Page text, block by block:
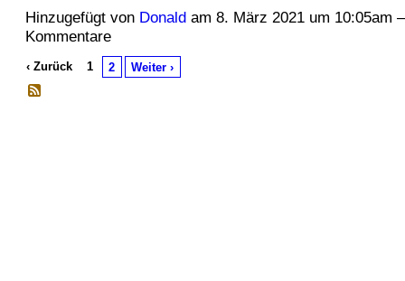
Hinzugefügt von Donaldam 8. März 2021 um 10:05am
Kommentare
‹ Zurück 1 2 Weiter ›